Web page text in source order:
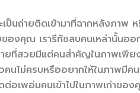
ป็นถ่ายติดเข้ามาที่ฉากหลังภาพ
งคุณ เรารีทัชลบคนเหล่านั้นออ
ที่สวยมีแต่คนสำคัญในภาพเพียง
นไม่ครบหรืออยากให้ในภาพมีค
อเพอ่มคนเข้าไปในภาพเก่าขอ